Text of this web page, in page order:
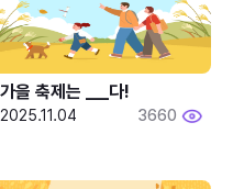
2025.11.04 3660